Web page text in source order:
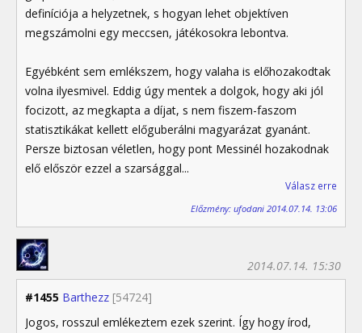
definíciója a helyzetnek, s hogyan lehet objektíven
megszámolni egy meccsen, játékosokra lebontva.
Egyébként sem emlékszem, hogy valaha is előhozakodtak
volna ilyesmivel. Eddig úgy mentek a dolgok, hogy aki jól
focizott, az megkapta a díjat, s nem fiszem-faszom
statisztikákat kellett előguberálni magyarázat gyanánt.
Persze biztosan véletlen, hogy pont Messinél hozakodnak
elő először ezzel a szarsággal...
Válasz erre
Előzmény: ufodani 2014.07.14. 13:06
#1455 Barthezz [54724]
2014.07.14. 15:30
Jogos, rosszul emlékeztem ezek szerint. Így hogy írod,